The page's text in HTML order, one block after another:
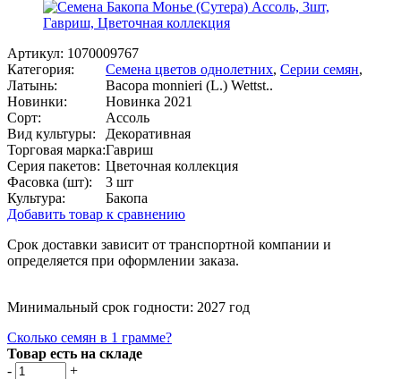
Артикул: 1070009767
Категория:
Семена цветов однолетних, Серии семян,
Латынь:
Bacopa monnieri (L.) Wettst..
Новинки:
Новинка 2021
Сорт:
Ассоль
Вид культуры:
Декоративная
Торговая марка:Гавриш
Серия пакетов: Цветочная коллекция
Фасовка (шт):
3 шт
Культура:
Бакопа
Добавить товар к сравнению
Срок доставки зависит от транспортной компании и
определяется при оформлении заказа.
Минимальный срок годности: 2027 год
Сколько семян в 1 грамме?
Товар есть на складе
-
+